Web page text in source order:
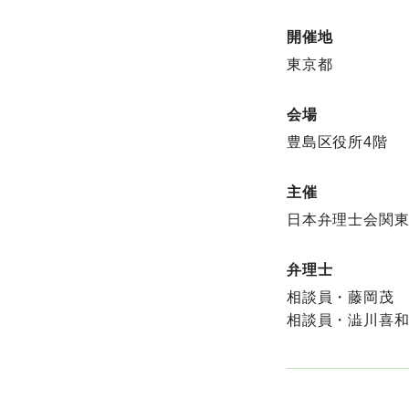
開催地
東京都
会場
豊島区役所4階
主催
日本弁理士会関
弁理士
相談員・藤岡茂
相談員・澁川喜